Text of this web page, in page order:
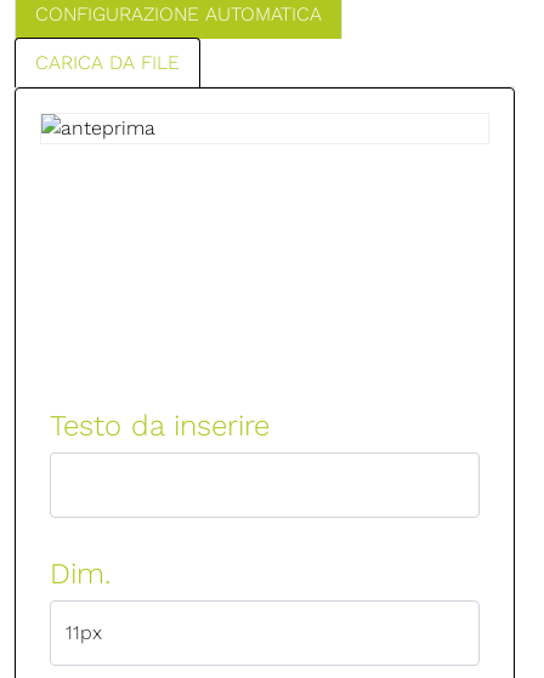
CONFIGURAZIONE AUTOMATICA
CARICA DA FILE
Testo da inserire
Dim.